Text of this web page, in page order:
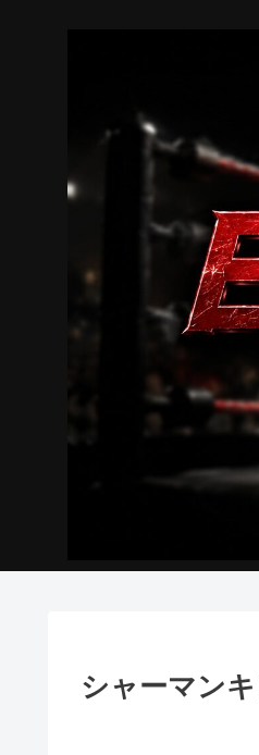
シャーマン